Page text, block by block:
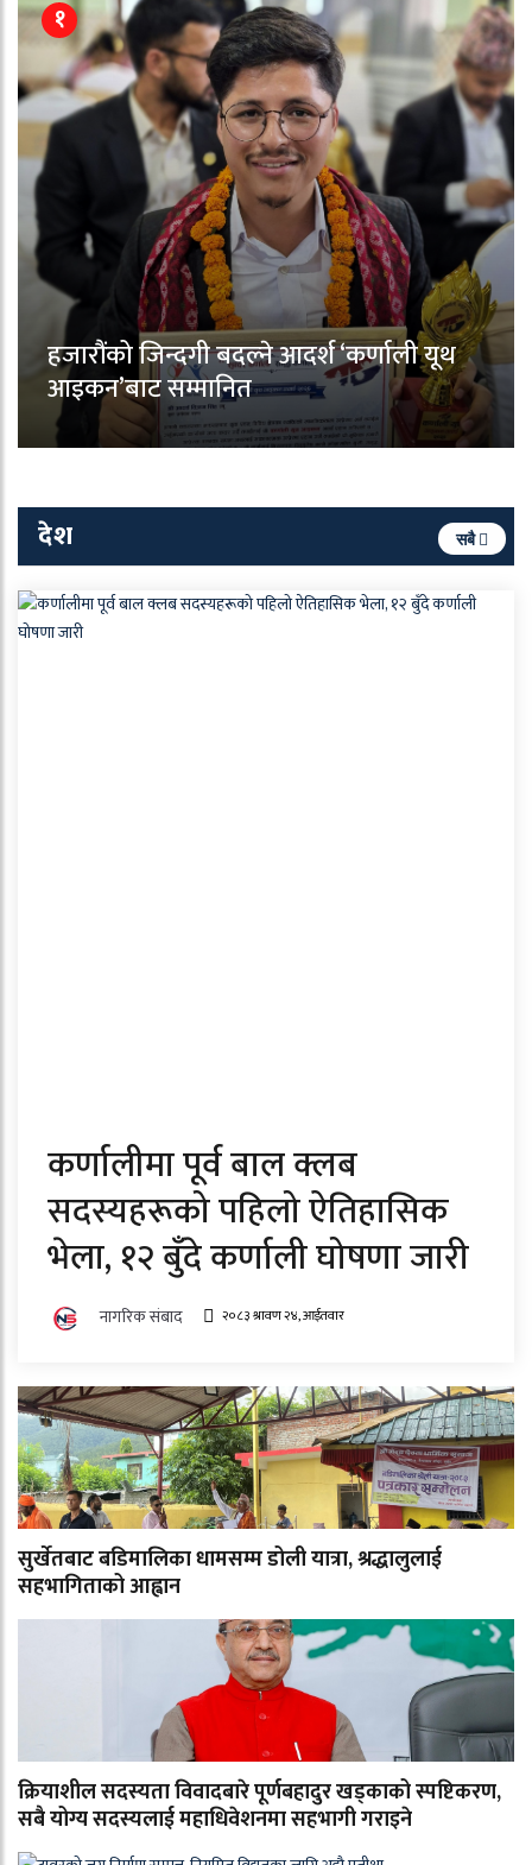
१
हजारौंको जिन्दगी बदल्ने आदर्श ‘कर्णाली यूथ
आइकन’बाट सम्मानित
देश सबै
कर्णालीमा पूर्व बाल क्लब
सदस्यहरूको पहिलो ऐतिहासिक
भेला, १२ बुँदे कर्णाली घोषणा जारी
नागरिक संबाद २०८३ श्रावण २४, आईतवार
सुर्खेतबाट बडिमालिका धामसम्म डोली यात्रा, श्रद्धालुलाई
सहभागिताको आह्वान
क्रियाशील सदस्यता विवादबारे पूर्णबहादुर खड्काको स्पष्टिकरण,
सबै योग्य सदस्यलाई महाधिवेशनमा सहभागी गराइने